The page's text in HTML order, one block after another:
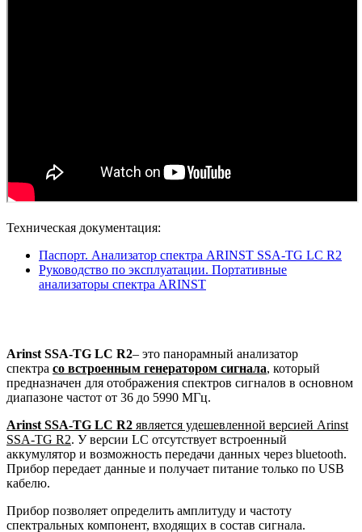
Техническая документация:
Паспорт. Анализатор спектра ARINST SSA-TG LC R2
Руководство по эксплуатации. Портативные
анализаторы спектра ARINST
Arinst SSA-TG LC R2– это панорамный анализатор
спектра со встроенным генератором сигнала, который
предназначен для отображения спектров сигналов в основном
диапазоне частот от 36 до 5990 МГц.
Arinst SSA-TG LC R2 является удешевленной версией Arinst
SSA-TG R2. У версии LC отсутствует встроенный
аккумулятор и возможность передачи данных через bluetooth.
Прибор передает данные и получает питание только по USB
кабелю.
Прибор позволяет определить амплитуду и частоту
спектральных компонент, входящих в состав сигнала.